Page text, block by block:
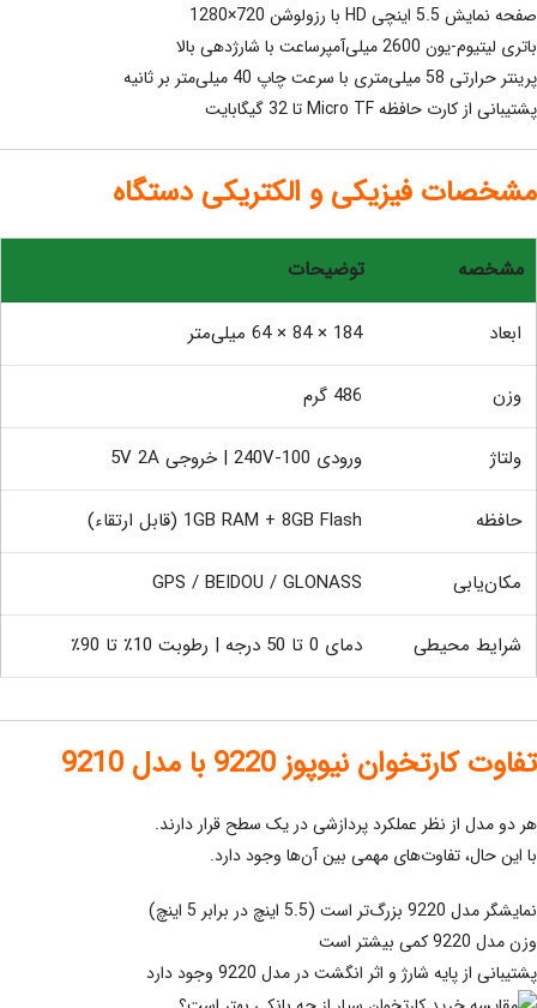
صفحه نمایش 5.5 اینچی HD با رزولوشن 720×1280
باتری لیتیوم‑یون 2600 میلی‌آمپرساعت با شارژدهی بالا
پرینتر حرارتی 58 میلی‌متری با سرعت چاپ 40 میلی‌متر بر ثانیه
پشتیبانی از کارت حافظه Micro TF تا 32 گیگابایت
مشخصات فیزیکی و الکتریکی دستگاه
مشخصه توضیحات
ابعاد 184 × 84 × 64 میلی‌متر
وزن 486 گرم
ولتاژ ورودی 100‑240V | خروجی 5V 2A
حافظه 1GB RAM + 8GB Flash (قابل ارتقاء)
مکان‌یابی GPS / BEIDOU / GLONASS
شرایط محیطی دمای 0 تا 50 درجه | رطوبت 10٪ تا 90٪
تفاوت کارتخوان نیوپوز 9220 با مدل 9210
هر دو مدل از نظر عملکرد پردازشی در یک سطح قرار دارند.
با این حال، تفاوت‌های مهمی بین آن‌ها وجود دارد.
نمایشگر مدل 9220 بزرگ‌تر است (5.5 اینچ در برابر 5 اینچ)
وزن مدل 9220 کمی بیشتر است
پشتیبانی از پایه شارژ و اثر انگشت در مدل 9220 وجود دارد